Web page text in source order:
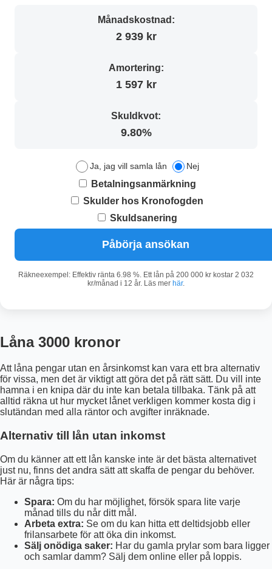
Månadskostnad:
2 939 kr
Amortering:
1 597 kr
Skuldkvot:
9.80%
Ja, jag vill samla lån Nej
Betalningsanmärkning
Skulder hos Kronofogden
Skuldsanering
Påbörja ansökan
Räkneexempel: Effektiv ränta 6.98 %. Ett lån på 200 000 kr kostar 2 032
kr/månad i 12 år. Läs mer här.
Låna 3000 kronor
Att låna pengar utan en årsinkomst kan vara ett bra alternativ
för vissa, men det är viktigt att göra det på rätt sätt. Du vill inte
hamna i en knipa där du inte kan betala tillbaka. Tänk på att
alltid räkna ut hur mycket lånet verkligen kommer kosta dig i
slutändan med alla räntor och avgifter inräknade.
Alternativ till lån utan inkomst
Om du känner att ett lån kanske inte är det bästa alternativet
just nu, finns det andra sätt att skaffa de pengar du behöver.
Här är några tips:
Spara: Om du har möjlighet, försök spara lite varje
månad tills du når ditt mål.
Arbeta extra: Se om du kan hitta ett deltidsjobb eller
frilansarbete för att öka din inkomst.
Sälj onödiga saker: Har du gamla prylar som bara ligger
och samlar damm? Sälj dem online eller på loppis.